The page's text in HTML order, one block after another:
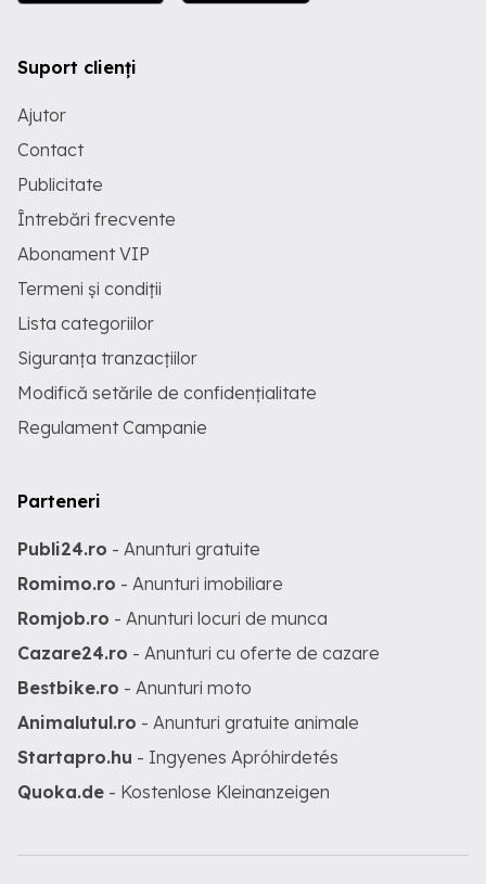
Suport clienți
Ajutor
Contact
Publicitate
Întrebări frecvente
Abonament VIP
Termeni și condiții
Lista categoriilor
Siguranța tranzacțiilor
Modifică setările de confidențialitate
Regulament Campanie
Parteneri
Publi24.ro - Anunturi gratuite
Romimo.ro - Anunturi imobiliare
Romjob.ro - Anunturi locuri de munca
Cazare24.ro - Anunturi cu oferte de cazare
Bestbike.ro - Anunturi moto
Animalutul.ro - Anunturi gratuite animale
Startapro.hu - Ingyenes Apróhirdetés
Quoka.de - Kostenlose Kleinanzeigen